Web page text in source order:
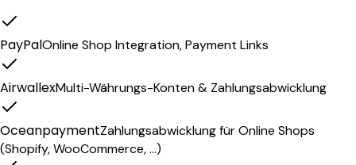
PayPalOnline Shop Integration, Payment Links
AirwallexMulti-Währungs-Konten & Zahlungsabwicklung
OceanpaymentZahlungsabwicklung für Online Shops
(Shopify, WooCommerce, …)